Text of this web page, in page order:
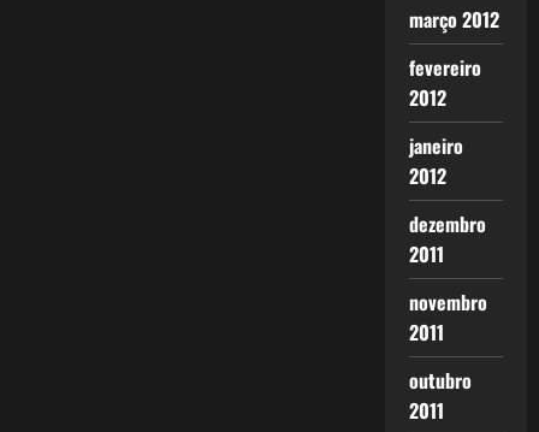
março 2012
fevereiro
2012
janeiro
2012
dezembro
2011
novembro
2011
outubro
2011